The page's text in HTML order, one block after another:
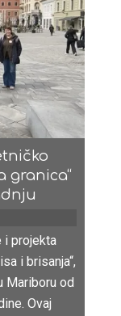
granica“
i projekta
i brisanja“,
Mariboru od
Ovaj